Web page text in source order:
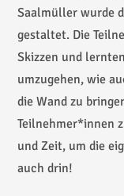
Saalmüller wurde
gestaltet. Die
Skizzen und
umzugehen, wie
die Wand zu
Teilnehmer*innen
und Zeit, um die
auch drin!